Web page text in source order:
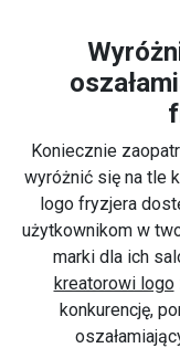
Koniecznie
wyróżnić się na tle
logo fryzjera
użytkownikom w
marki dla ich
kreatorowi logo
konkurencję,